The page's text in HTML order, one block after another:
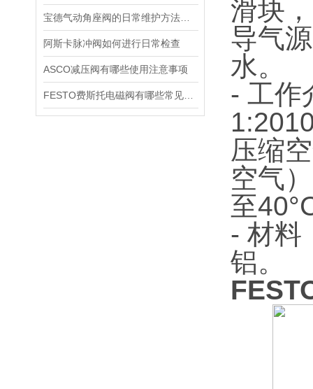
阿斯卡脉冲阀如何进行日常检查
ASCO减压阀有哪些使用注意事项
滑块
导气
水。
- 工作
压缩
空气
至
- 材料
铝。